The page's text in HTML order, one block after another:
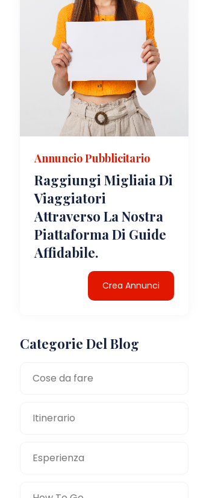
Annuncio Pubblicitario
Raggiungi Migliaia Di
Viaggiatori
Attraverso La Nostra
Piattaforma Di Guide
Affidabile.
Crea Annunci
Categorie Del Blog
Cose da fare
Itinerario
Esperienza